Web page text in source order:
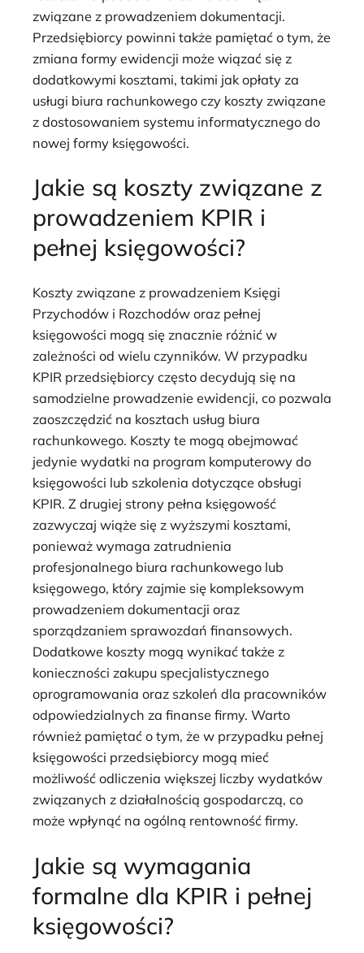
związane z prowadzeniem dokumentacji.
Przedsiębiorcy powinni także pamiętać o tym, że
zmiana formy ewidencji może wiązać się z
dodatkowymi kosztami, takimi jak opłaty za
usługi biura rachunkowego czy koszty związane
z dostosowaniem systemu informatycznego do
nowej formy księgowości.
Jakie są koszty związane z
prowadzeniem KPIR i
pełnej księgowości?
Koszty związane z prowadzeniem Księgi
Przychodów i Rozchodów oraz pełnej
księgowości mogą się znacznie różnić w
zależności od wielu czynników. W przypadku
KPIR przedsiębiorcy często decydują się na
samodzielne prowadzenie ewidencji, co pozwala
zaoszczędzić na kosztach usług biura
rachunkowego. Koszty te mogą obejmować
jedynie wydatki na program komputerowy do
księgowości lub szkolenia dotyczące obsługi
KPIR. Z drugiej strony pełna księgowość
zazwyczaj wiąże się z wyższymi kosztami,
ponieważ wymaga zatrudnienia
profesjonalnego biura rachunkowego lub
księgowego, który zajmie się kompleksowym
prowadzeniem dokumentacji oraz
sporządzaniem sprawozdań finansowych.
Dodatkowe koszty mogą wynikać także z
konieczności zakupu specjalistycznego
oprogramowania oraz szkoleń dla pracowników
odpowiedzialnych za finanse firmy. Warto
również pamiętać o tym, że w przypadku pełnej
księgowości przedsiębiorcy mogą mieć
możliwość odliczenia większej liczby wydatków
związanych z działalnością gospodarczą, co
może wpłynąć na ogólną rentowność firmy.
Jakie są wymagania
formalne dla KPIR i pełnej
księgowości?